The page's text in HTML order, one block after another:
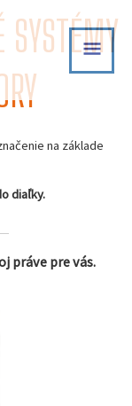
SYSTÉMY
na základe
diaľky.
práve pre vás.